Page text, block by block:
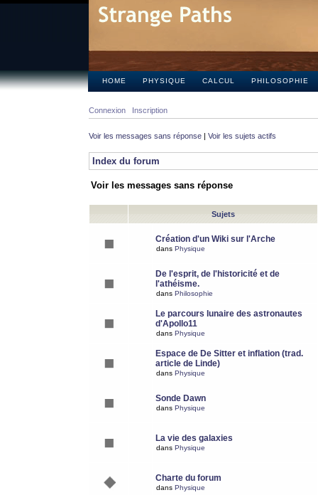
HOME PHYSIQUE CALCUL PHILOSOPHIE
Connexion Inscription
Voir les messages sans réponse | Voir les sujets actifs
Index du forum
Voir les messages sans réponse
Sujets
Création d'un Wiki sur l'Arche
dans Physique
De l'esprit, de l'historicité et de
l'athéisme.
dans Philosophie
Le parcours lunaire des astronautes
d'Apollo11
dans Physique
Espace de De Sitter et inflation (trad.
article de Linde)
dans Physique
Sonde Dawn
dans Physique
La vie des galaxies
dans Physique
Charte du forum
dans Physique